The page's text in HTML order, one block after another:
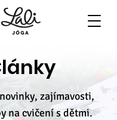
zajímavosti,
na cvičení s dětmi.